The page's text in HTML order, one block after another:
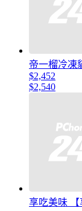
帝一榴冷凍
$2,452
$2,540
享吃美味